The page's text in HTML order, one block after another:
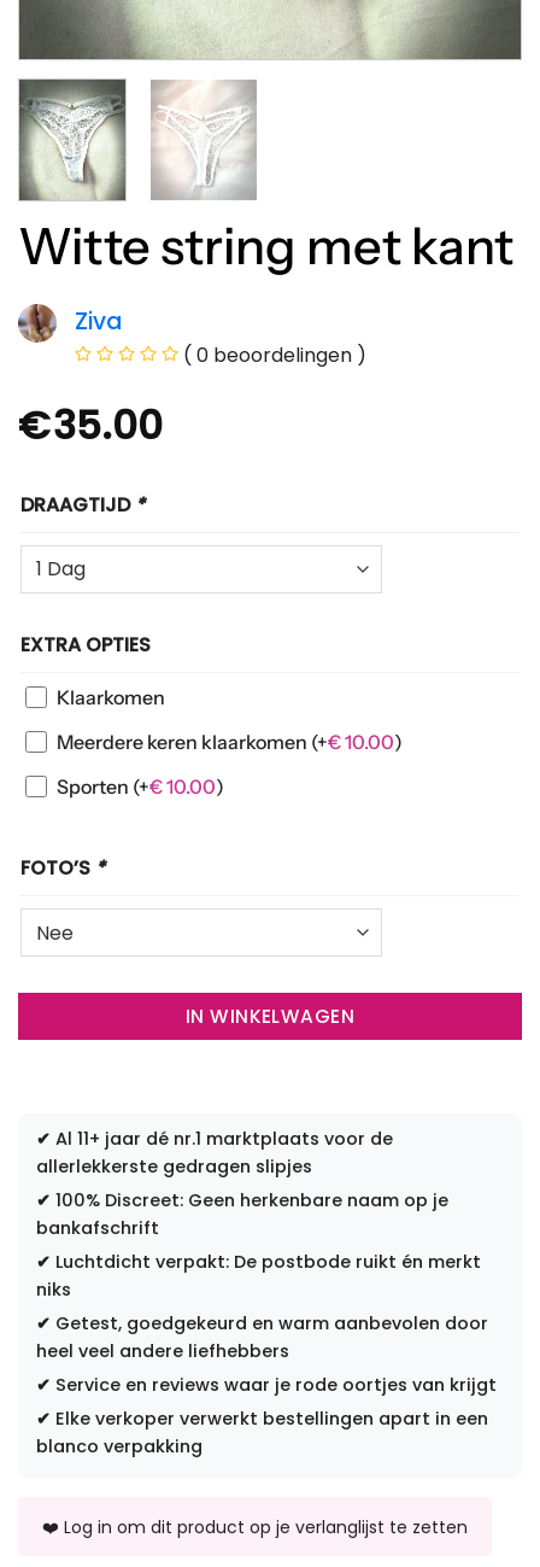
Witte string met kant
Ziva
( 0 beoordelingen )
€35.00
DRAAGTIJD *
EXTRA OPTIES
Klaarkomen
Meerdere keren klaarkomen (+€10.00)
Sporten (+€10.00)
FOTO’S *
IN WINKELWAGEN
✔ Al 11+ jaar dé nr.1 marktplaats voor de
allerlekkerste gedragen slipjes
✔ 100% Discreet: Geen herkenbare naam op je
bankafschrift
✔ Luchtdicht verpakt: De postbode ruikt én merkt
niks
✔ Getest, goedgekeurd en warm aanbevolen door
heel veel andere liefhebbers
✔ Service en reviews waar je rode oortjes van krijgt
✔ Elke verkoper verwerkt bestellingen apart in een
blanco verpakking